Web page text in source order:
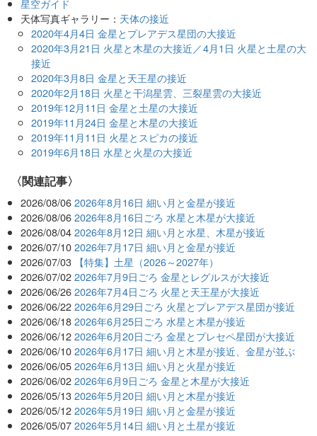
天体写真ギャラリー： 天体の接近
2020年4月4日 金星とプレアデス星団の大接近
2020年3月21日 火星と木星の大接近／4月1日 火星と土星の大
接近
2020年3月8日 金星と天王星の接近
2020年2月18日 火星と干潟星雲、三裂星雲の大接近
2019年12月11日 金星と土星の大接近
2019年11月24日 金星と木星の大接近
2019年11月11日 火星とスピカの接近
2019年6月18日 水星と火星の大接近
関連記事
2026/08/06 2026年8月16日 細い月と金星が接近
2026/08/06 2026年8月16日ごろ 水星と木星が大接近
2026/08/04 2026年8月12日 細い月と水星、木星が接近
2026/07/10 2026年7月17日 細い月と金星が接近
2026/07/03 【特集】土星（2026～2027年）
2026/07/02 2026年7月9日ごろ 金星とレグルスが大接近
2026/06/26 2026年7月4日ごろ 火星と天王星が大接近
2026/06/22 2026年6月29日ごろ 火星とプレアデス星団が接近
2026/06/18 2026年6月25日ごろ 水星と木星が接近
2026/06/12 2026年6月20日ごろ 金星とプレセペ星団が大接近
2026/06/10 2026年6月17日 細い月と木星が接近、金星が並ぶ
2026/06/05 2026年6月13日 細い月と火星が接近
2026/06/02 2026年6月9日ごろ 金星と木星が大接近
2026/05/13 2026年5月20日 細い月と木星が接近
2026/05/12 2026年5月19日 細い月と金星が接近
2026/05/07 2026年5月14日 細い月と土星が接近